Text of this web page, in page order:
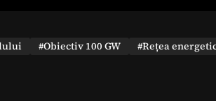
#Obiectiv 100 GW #Rețea